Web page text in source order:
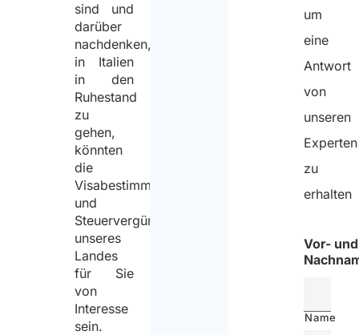
sind und
darüber
nachdenken,
in Italien
in den
Ruhestand
zu
gehen,
könnten
die
Visabestimmungen
und
Steuervergünstigungen
unseres
Landes
für Sie
von
Interesse
sein.
um
eine
Antwort
von
unseren
Experten
zu
erhalten
Vor- und
Name